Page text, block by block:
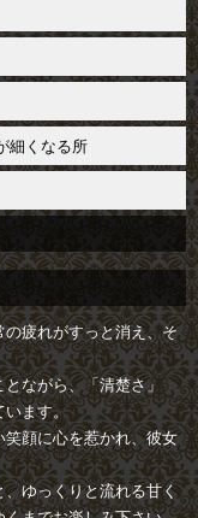
細くなる所
疲れがすっと消え、そ
ながら、「清楚さ」
います。
顔に心を惹かれ、彼女
ゆっくりと流れる甘く